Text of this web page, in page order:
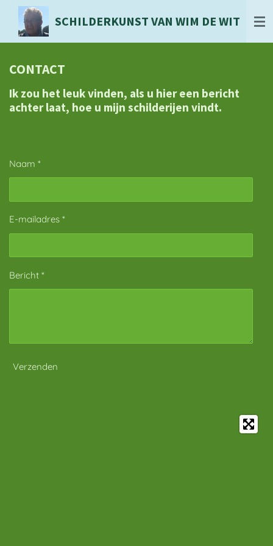
direct
naar
hoofdinhoud
SCHILDERKUNST VAN WIM DE WIT
CONTACT
Ik zou het leuk vinden, als u hier een bericht
achter laat, hoe u mijn schilderijen vindt.
Naam *
E-mailadres *
Bericht *
Verzenden